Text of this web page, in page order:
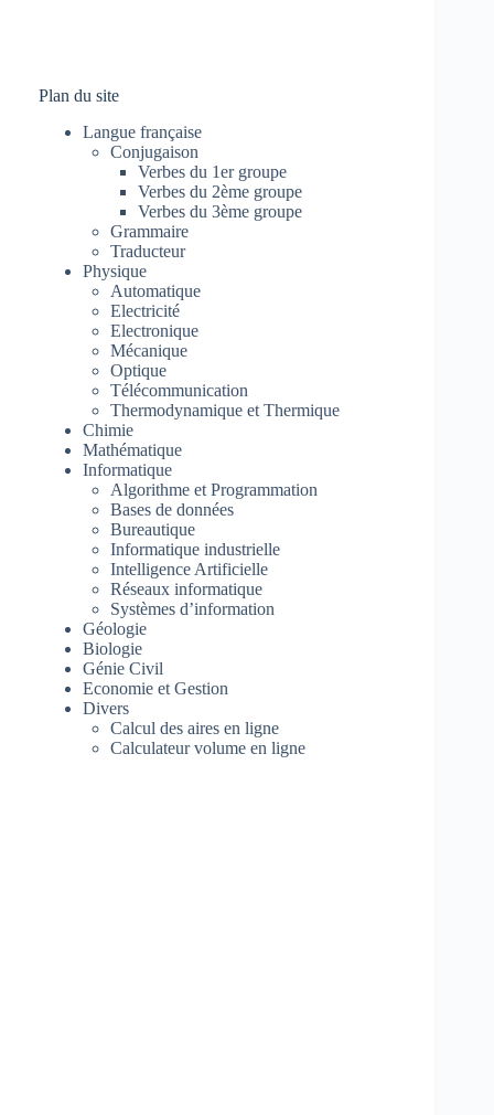
Plan du site
Langue française
Conjugaison
Verbes du 1er groupe
Verbes du 2ème groupe
Verbes du 3ème groupe
Grammaire
Traducteur
Physique
Automatique
Electricité
Electronique
Mécanique
Optique
Télécommunication
Thermodynamique et Thermique
Chimie
Mathématique
Informatique
Algorithme et Programmation
Bases de données
Bureautique
Informatique industrielle
Intelligence Artificielle
Réseaux informatique
Systèmes d’information
Géologie
Biologie
Génie Civil
Economie et Gestion
Divers
Calcul des aires en ligne
Calculateur volume en ligne